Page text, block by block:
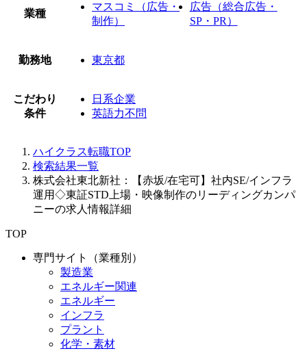
業種
マスコミ（広告・
制作）
広告（総合広告・
SP・PR）
勤務地 東京都
こだわり
条件
日系企業
英語力不問
ハイクラス転職TOP
検索結果一覧
株式会社東北新社：【赤坂/在宅可】社内SE/インフラ
運用◇東証STD上場・映像制作のリーディングカンパ
ニーの求人情報詳細
TOP
専門サイト（業種別）
製造業
エネルギー関連
エネルギー
インフラ
プラント
化学・素材